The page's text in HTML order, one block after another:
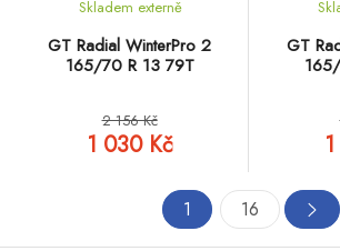
GT Radial WinterPro 2
165/70 R 13 79T
Skladem externě
2 156 Kč
1 030 Kč
GT
1 16